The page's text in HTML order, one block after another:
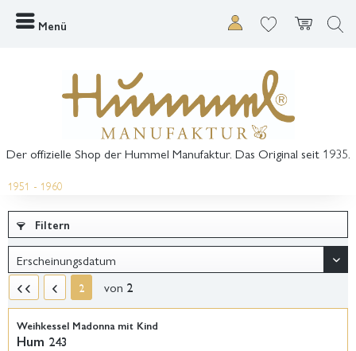
Menü
Der offizielle Shop der Hummel Manufaktur. Das Original seit 1935.
1951 - 1960
Filtern
2 von 2
Weihkessel Madonna mit Kind
Hum 243